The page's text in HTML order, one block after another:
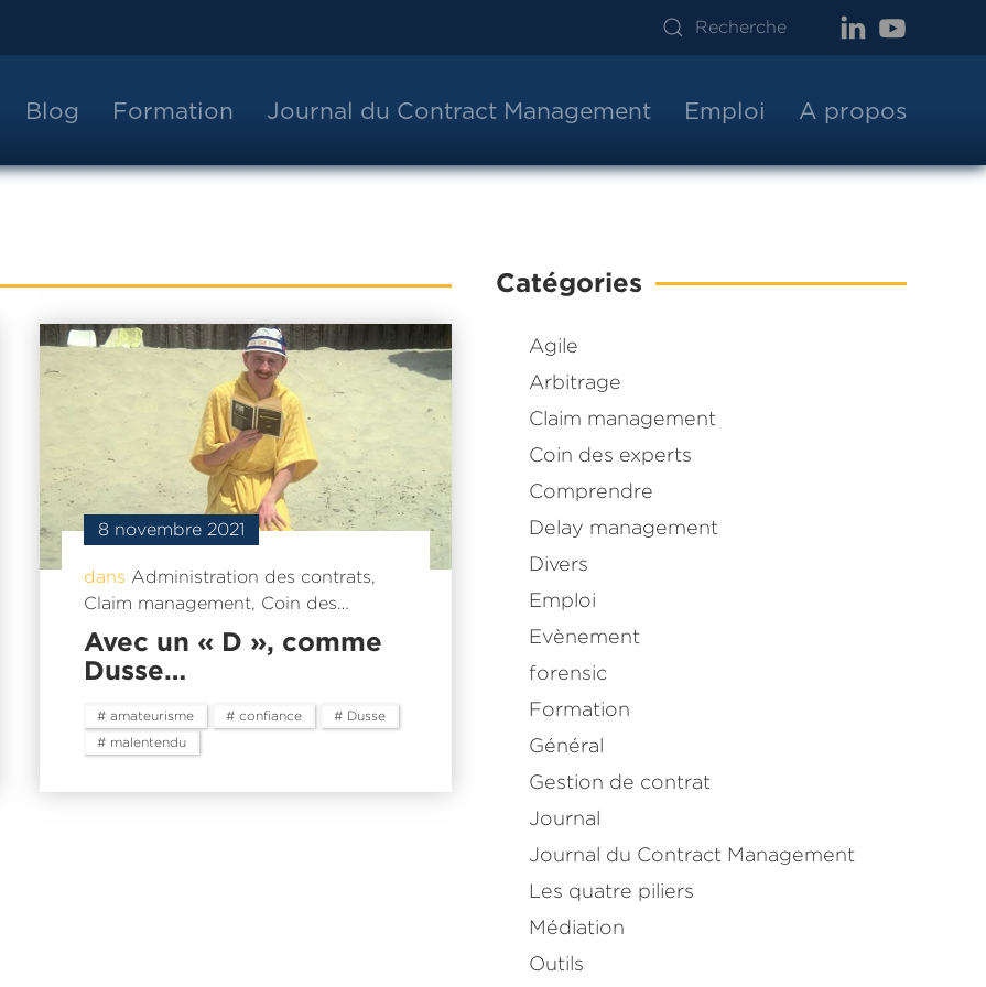
Blog Formation Journal du Contract Management Emploi A propos
8 novembre 2021
dans Administration des contrats,
Claim management, Coin des…
Avec un « D », comme
Dusse…
# amateurisme # confiance
# Dusse
# malentendu
Catégories
Agile
Arbitrage
Claim management
Coin des experts
Comprendre
Delay management
Divers
Emploi
Evènement
forensic
Formation
Général
Gestion de contrat
Journal
Journal du Contract Management
Les quatre piliers
Médiation
Outils